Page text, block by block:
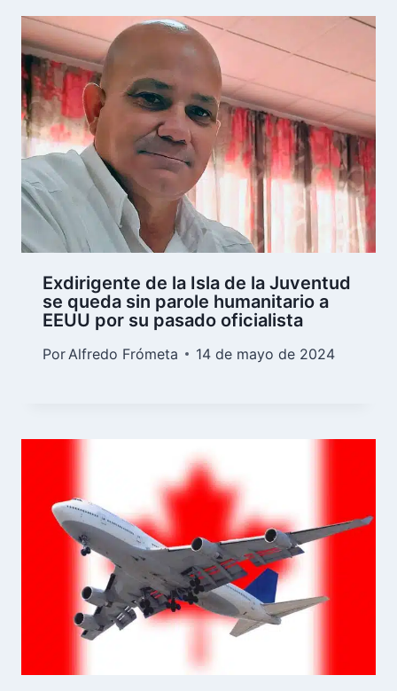
Exdirigente de la Isla de la Juventud
se queda sin parole humanitario a
EEUU por su pasado oficialista
Por Alfredo Frómeta 14 de mayo de 2024